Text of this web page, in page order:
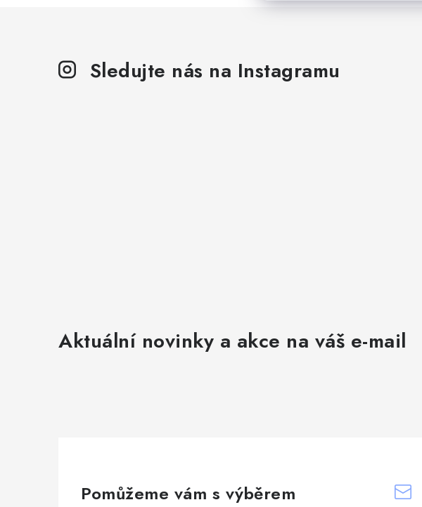
Sledujte nás na Instagramu
Aktuální novinky a akce na váš e-mail
Pomůžeme vám s výběrem